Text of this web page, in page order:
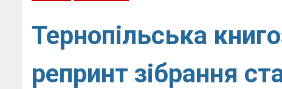
Тернопільська
репринт зібрання